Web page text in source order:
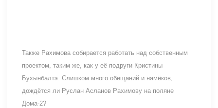
Также Рахимова собирается работать над собственным
проектом, таким же, как у её подруги Кристины
Бухынбалтэ. Слишком много обещаний и намёков,
дождётся ли Руслан Асланов Рахимову на поляне
Дома-2?